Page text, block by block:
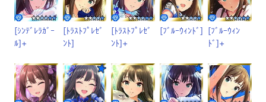
[ｼﾝﾃﾞﾚﾗｶﾞｰ
ﾙ]+
[ﾄﾗｽﾄﾌﾟﾚｾﾞ
ﾝﾄ]
[ﾄﾗｽﾄﾌﾟﾚｾﾞ
ﾝﾄ]+
[ﾌﾞﾙｰｳｨﾝﾄﾞ] [ﾌﾞﾙｰｳｨﾝ
ﾄﾞ]+